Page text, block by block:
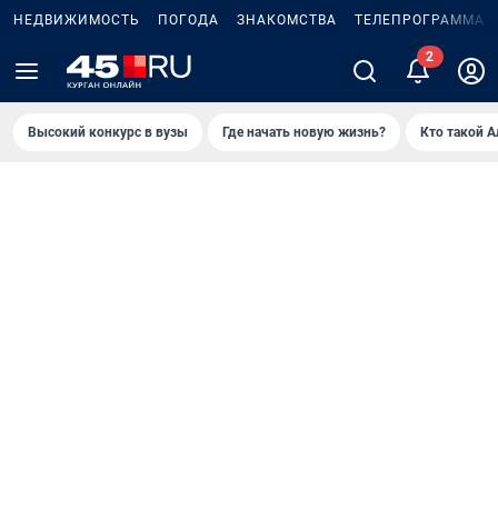
НЕДВИЖИМОСТЬ ПОГОДА ЗНАКОМСТВА ТЕЛЕПРОГРАММА
2
Высокий конкурс в вузы Где начать новую жизнь? Кто такой